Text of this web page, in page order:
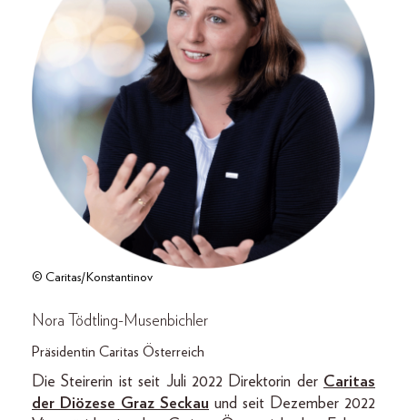
© Caritas/Konstantinov
Nora Tödtling-Musenbichler
Präsidentin Caritas Österreich
Die Steirerin ist seit Juli 2022 Direktorin der Caritas
der Diözese Graz Seckau und seit Dezember 2022